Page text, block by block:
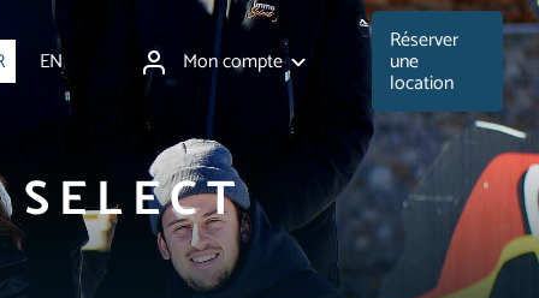
EN Mon compte
Réserver
une
location